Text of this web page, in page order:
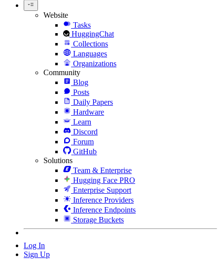
Website
Tasks
HuggingChat
Collections
Languages
Organizations
Community
Blog
Posts
Daily Papers
Hardware
Learn
Discord
Forum
GitHub
Solutions
Team & Enterprise
Hugging Face PRO
Enterprise Support
Inference Providers
Inference Endpoints
Storage Buckets
Log In
Sign Up